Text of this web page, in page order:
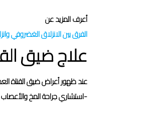
أعرف المزيد عن
الفرق بين الانزلاق الغضروفي
علاج ضيق
عند ظهور أعراض ضيق القناة
-استشاري جراحة المخ والأعصاب